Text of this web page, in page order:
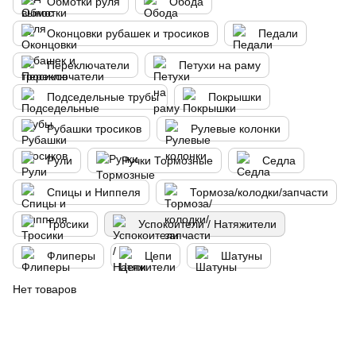
Оконцовки рубашек и тросиков Педали
Переключатели Петухи на раму
Подседельные трубы Покрышки
Рубашки тросиков Рулевые колонки
Рули Ручки Тормозные Седла
Спицы и Ниппеля Тормоза/колодки/запчасти
Тросики Успокоители / Натяжители
Флиперы Цепи Шатуны
Нет товаров